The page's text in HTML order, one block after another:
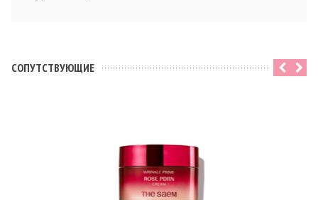
CОПУТСТВУЮЩИЕ